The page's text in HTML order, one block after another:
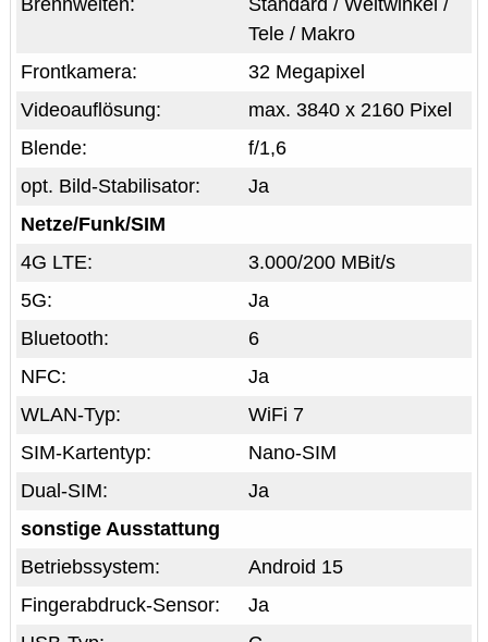
Tele / Makro
32 Megapixel
Frontkamera:
max. 3840 x 2160 Pixel
Videoauflösung:
f/1,6
Blende:
Ja
opt. Bild-Stabilisator:
Netze/Funk/SIM
3.000/200 MBit/s
4G LTE:
Ja
5G:
6
Bluetooth:
Ja
NFC:
WiFi 7
WLAN-Typ:
Nano-SIM
SIM-Kartentyp:
Ja
Dual-SIM:
sonstige Ausstattung
Android 15
Betriebssystem:
Ja
Fingerabdruck-Sensor: